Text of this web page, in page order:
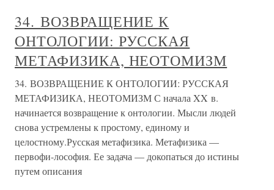
34. ВОЗВРАЩЕНИЕ К
ОНТОЛОГИИ: РУССКАЯ
МЕТАФИЗИКА, НЕОТОМИЗМ
34. ВОЗВРАЩЕНИЕ К ОНТОЛОГИИ: РУССКАЯ
МЕТАФИЗИКА, НЕОТОМИЗМ С начала XX в.
начинается возвращение к онтологии. Мысли людей
снова устремлены к простому, единому и
целостному.Русская метафизика. Метафизика —
первофи-лософия. Ее задача — докопаться до истины
путем описания